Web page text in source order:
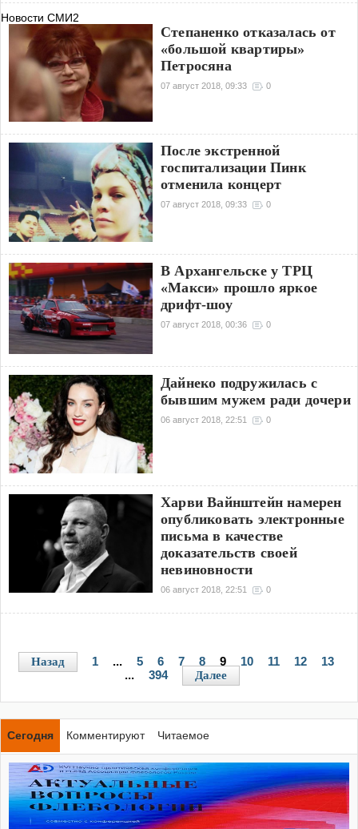
Новости СМИ2
Степаненко отказалась от
«большой квартиры»
Петросяна
07 август 2018, 09:33 0
После экстренной
госпитализации Пинк
отменила концерт
07 август 2018, 09:33 0
В Архангельске у ТРЦ
«Макси» прошло яркое
дрифт-шоу
07 август 2018, 00:36 0
Дайнеко подружилась с
бывшим мужем ради дочери
06 август 2018, 22:51 0
Харви Вайнштейн намерен
опубликовать электронные
письма в качестве
доказательств своей
невиновности
06 август 2018, 22:51 0
Назад 1 ... 5 6 7 8 9 10 11 12
13
...
394 Далее
Сегодня Комментируют Читаемое